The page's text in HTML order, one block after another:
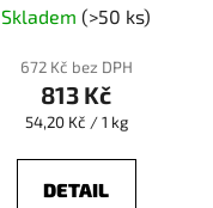
Skladem (>50 ks)
672 Kč bez DPH
813 Kč
Měrná
54,20 Kč / 1 kg
DETAIL